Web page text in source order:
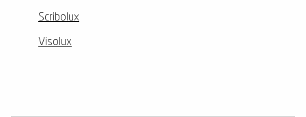
Scribolux
Visolux